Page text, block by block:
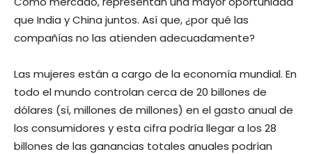
que India y China juntos. Así que, ¿por qué las
compañías no las atienden adecuadamente?
Las mujeres están a cargo de la economía mundial. En
todo el mundo controlan cerca de 20 billones de
dólares (sí, millones de millones) en el gasto anual de
los consumidores y esta cifra podría llegar a los 28
billones de las ganancias totales anuales podrían